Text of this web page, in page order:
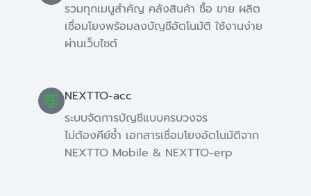
รวมทุกเมนูสำคัญ คลังสินค้า ซื้อ ขาย ผลิต
เชื่อมโยงพร้อมลงบัญชีอัตโนมัติ ใช้งานง่าย
ผ่านเว็บไซต์
NEXTTO-acc
ระบบจัดการบัญชีแบบครบวงจร
ไม่ต้องคีย์ซ้ำ เอกสารเชื่อมโยงอัตโนมัติจาก
NEXTTO Mobile & NEXTTO-erp